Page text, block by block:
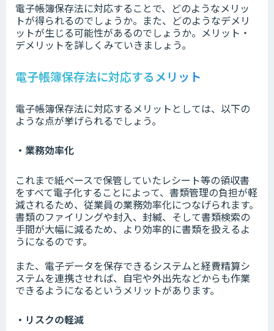
電子帳簿保存法に対応することで、どのようなメリッ
トが得られるのでしょうか。また、どのようなデメリ
ットが生じる可能性があるのでしょうか。メリット・
デメリットを詳しくみていきましょう。
電子帳簿保存法に対応するメリット
電子帳簿保存法に対応するメリットとしては、以下の
ような点が挙げられるでしょう。
・業務効率化
これまで紙ベースで保管していたレシート等の領収書
をすべて電子化することによって、書類管理の負担が軽
減されるため、従業員の業務効率化につなげられます。
書類のファイリングや封入、封緘、そして書類検索の
手間が大幅に減るため、より効率的に書類を扱えるよ
うになるのです。
また、電子データを保存できるシステムと経費精算シ
ステムを連携させれば、自宅や外出先などからも作業
できるようになるというメリットがあります。
・リスクの軽減